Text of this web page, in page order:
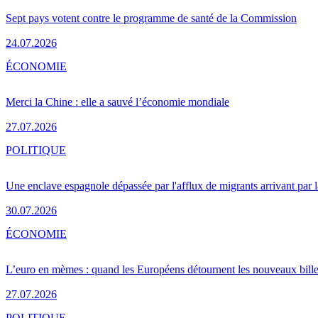
Sept pays votent contre le programme de santé de la Commission
24.07.2026
Merci la Chine : elle a sauvé l’économie mondiale
27.07.2026
ÉCONOMIE
Une enclave espagnole dépassée par l'afflux de migrants arrivant par
30.07.2026
POLITIQUE
L’euro en mèmes : quand les Européens détournent les nouveaux
27.07.2026
ÉCONOMIE